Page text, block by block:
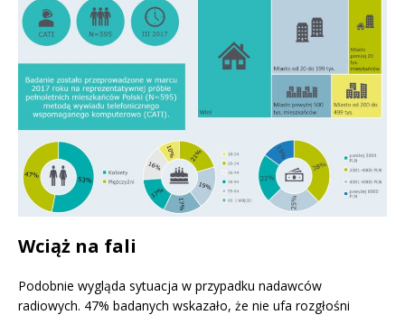
Wciąż na fali
Podobnie wygląda sytuacja w przypadku nadawców
radiowych. 47% badanych wskazało, że nie ufa rozgłośni